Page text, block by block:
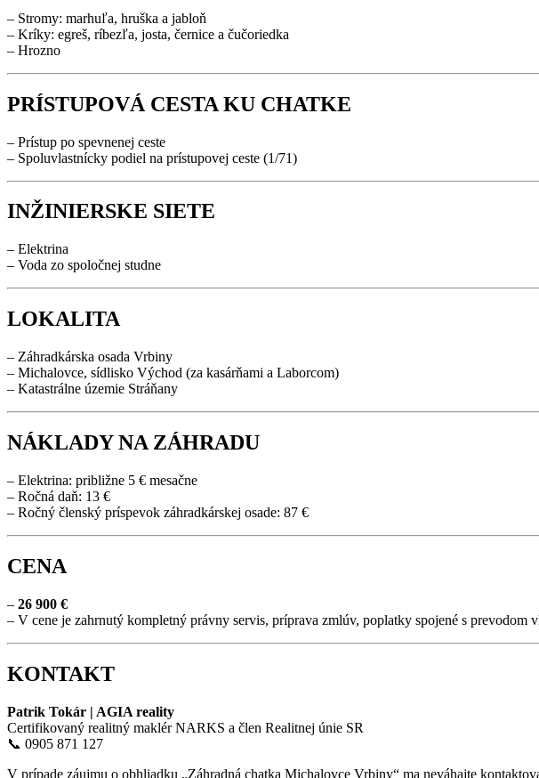
– Stromy: marhuľa, hruška a jabloň
– Kríky: egreš, ríbezľa, josta, černice a čučoriedka
– Hrozno
PRÍSTUPOVÁ CESTA KU CHATKE
– Prístup po spevnenej ceste
– Spoluvlastnícky podiel na prístupovej ceste (1/71)
INŽINIERSKE SIETE
– Elektrina
– Voda zo spoločnej studne
LOKALITA
– Záhradkárska osada Vrbiny
– Michalovce, sídlisko Východ (za kasárňami a Laborcom)
– Katastrálne územie Stráňany
NÁKLADY NA ZÁHRADU
– Elektrina: približne 5 € mesačne
– Ročná daň: 13 €
– Ročný členský príspevok záhradkárskej osade: 87 €
CENA
– 26 900 €
– V cene je zahrnutý kompletný právny servis, príprava zmlúv, poplatky spojené s
KONTAKT
Patrik Tokár | AGIA reality
Certifikovaný realitný maklér NARKS a člen Realitnej únie SR
📞 0905 871 127
V prípade záujmu o obhliadku „Záhradná chatka Michalovce Vrbiny“ ma neváhajte